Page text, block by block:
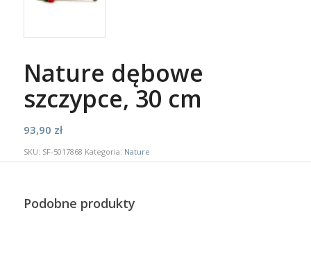
Nature dębowe
szczypce, 30 cm
93,90 zł
SKU: SF-5017868 Kategoria: Nature
Podobne produkty